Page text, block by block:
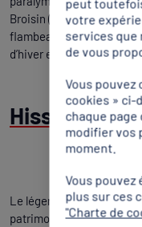
Broisin (para ski alpin),
flambeau aux athlètes
d’hiver en Italie, du 6 au
Hisser le
Le légendaire mât
patrimoine sportif et
votre
services que
de vous
Vous pouvez
cookies » ci-
chaque
modifier vos
moment.
Vous
plus sur ces
"Charte de